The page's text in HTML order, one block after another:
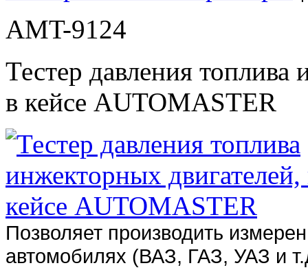
AMT-9124
Тестер давления
в кейсе AUTOMASTER
Позволяет производить
автомобилях (ВАЗ, ГАЗ, УАЗ и